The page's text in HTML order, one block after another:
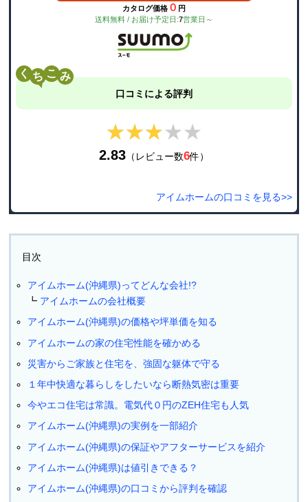
カタログ価格 ０ 円
送料無料 / お届け予定日:7営業日～
く こ
口コミによる評判
★★★★★
★★★★★
2.83 （レビュー数6件）
アイムホームの口コミを見る>>
目次
アイムホーム(沖縄県)ってどんな会社!?
アイムホームの会社概要
アイムホーム(沖縄県)の価格や坪単価を知る
アイムホームの家の住宅性能を確かめる
災害からご家族と住宅を、強固な躯体で守る
１年中快適な暮らしをしたいなら断熱気密は重要
今やエコ住宅は常識。電気代０円のZEH住宅も人気
アイムホーム(沖縄県)の実例を一部紹介
アイムホーム(沖縄県)の保証やアフターサービスを紹介
アイムホーム(沖縄県)は値引きできる？
アイムホーム(沖縄県)の口コミから評判を確認